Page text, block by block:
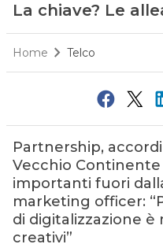
La chiave? Le
Home Telco
Partnership,
Vecchio
importanti fuori
marketing officer:
di digitalizzazione è
creativi”